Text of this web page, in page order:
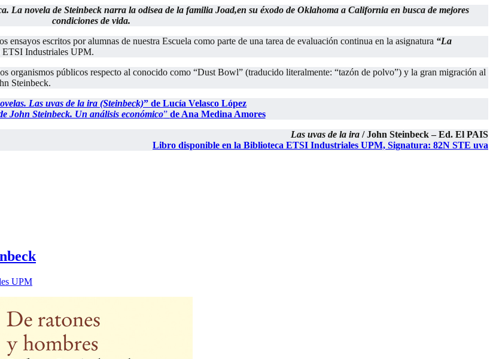
La novela de Steinbeck narra la odisea de la familia Joad,en su éxodo de Oklahoma a California en busca de mejores
condiciones de vida.
escritos por alumnas de nuestra Escuela como parte de una tarea de evaluación continua en la asignatura “La
ETSI Industriales UPM.
organismos públicos respecto al conocido como “Dust Bowl” (traducido literalmente: “tazón de polvo”) y la gran migración al
Steinbeck.
Las uvas de la ira (Steinbeck)” de Lucía Velasco López
John Steinbeck. Un análisis económico” de Ana Medina Amores
Las uvas de la ira / John Steinbeck – Ed. El PAIS
Libro disponible en la Biblioteca ETSI Industriales UPM, Signatura: 82N STE uva
UPM